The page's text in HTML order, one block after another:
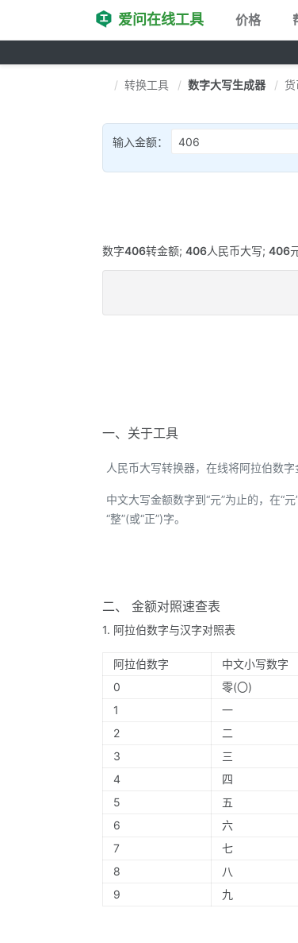
爱问在线工具 价格
转换工具 数字大写生成器
输入金额：
数字406转金额; 406人民币大写; 406
一、关于工具
人民币大写转换器，在线将阿拉伯数字
中文大写金额数字到“元”为止的，在“
“整”(或“正”)字。
二、 金额对照速查表
1. 阿拉伯数字与汉字对照表
阿拉伯数字 中文小写数字
0
零(〇)
1
一
2
二
3
三
4
四
5
五
6
六
7
七
8
八
9
九